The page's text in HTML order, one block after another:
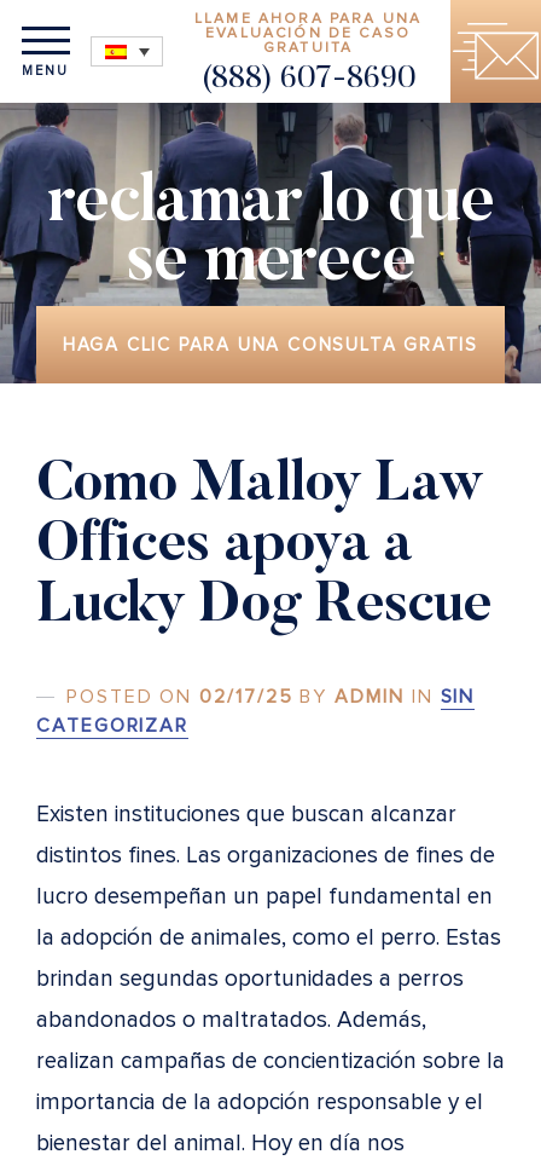
MENU
LLAME AHORA PARA UNA
EVALUACIÓN DE CASO
GRATUITA
(888) 607-8690
reclamar lo que
se merece
HAGA CLIC PARA UNA CONSULTA GRATIS
Como Malloy Law
Offices apoya a
Lucky Dog Rescue
POSTED ON02/17/25 BYADMIN IN SIN
CATEGORIZAR
Existen instituciones que buscan alcanzar
distintos fines. Las organizaciones de fines de
lucro desempeñan un papel fundamental en
la adopción de animales, como el perro. Estas
brindan segundas oportunidades a perros
abandonados o maltratados. Además,
realizan campañas de concientización sobre la
importancia de la adopción responsable y el
bienestar del animal. Hoy en día nos